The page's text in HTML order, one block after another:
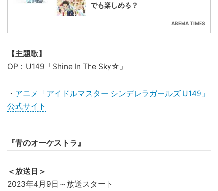
でも楽しめる？
ABEMA TIMES
【主題歌】
OP：U149「Shine In The Sky☆」
・ アニメ「アイドルマスター シンデレラガールズ U149」
公式サイト
『青のオーケストラ』
＜放送日＞
2023年4月9日～放送スタート